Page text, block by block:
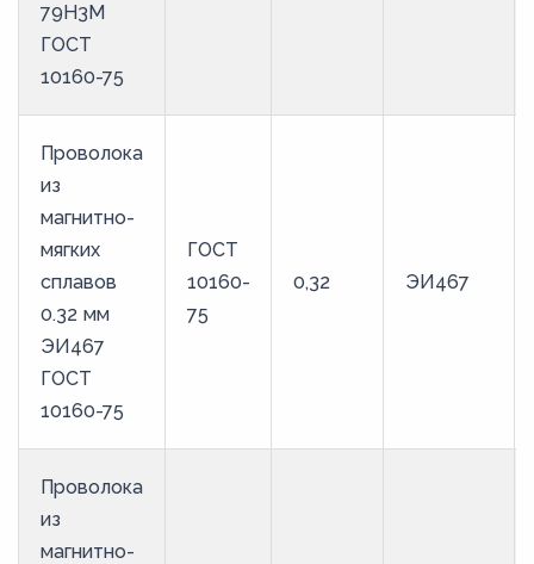
79Н3М
ГОСТ
10160-75
Проволока
из
магнитно-
мягких
сплавов
0.32 мм
ЭИ467
ГОСТ
10160-75
ГОСТ
10160-
75
0,32 ЭИ467
Проволока
из
магнитно-